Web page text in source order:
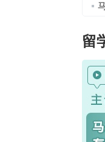
留